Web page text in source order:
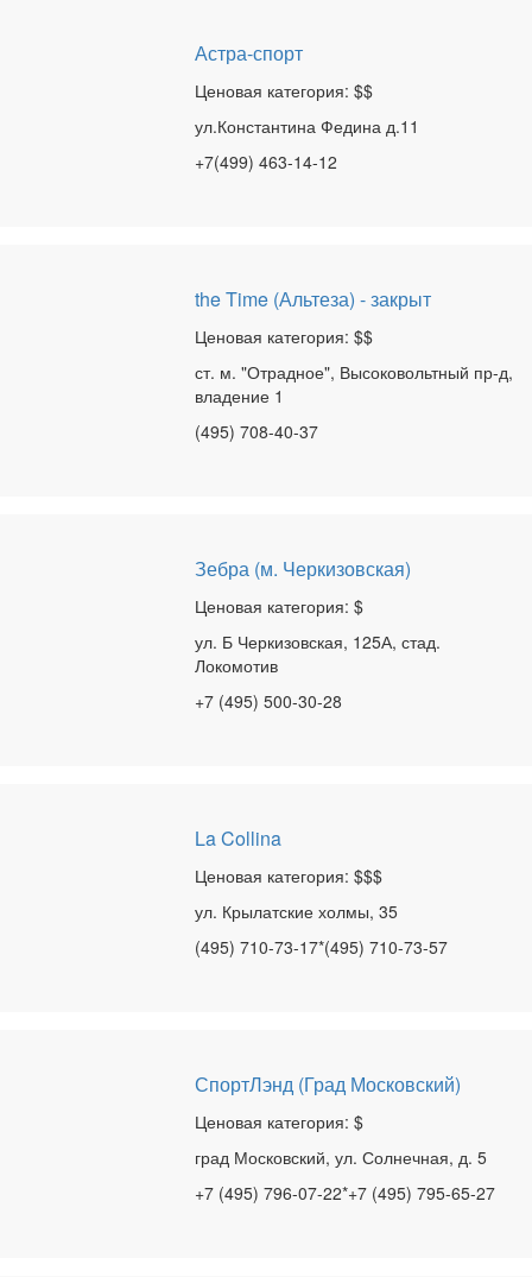
Астра-спорт
Ценовая категория: $$
ул.Константина Федина д.11
+7(499) 463-14-12
the Time (Альтеза) - закрыт
Ценовая категория: $$
ст. м. "Отрадное", Высоковольтный пр-д,
владение 1
(495) 708-40-37
Зебра (м. Черкизовская)
Ценовая категория: $
ул. Б Черкизовская, 125А, стад.
Локомотив
+7 (495) 500-30-28
La Collina
Ценовая категория: $$$
ул. Крылатские холмы, 35
(495) 710-73-17*(495) 710-73-57
СпортЛэнд (Град Московский)
Ценовая категория: $
град Московский, ул. Солнечная, д. 5
+7 (495) 796-07-22*+7 (495) 795-65-27